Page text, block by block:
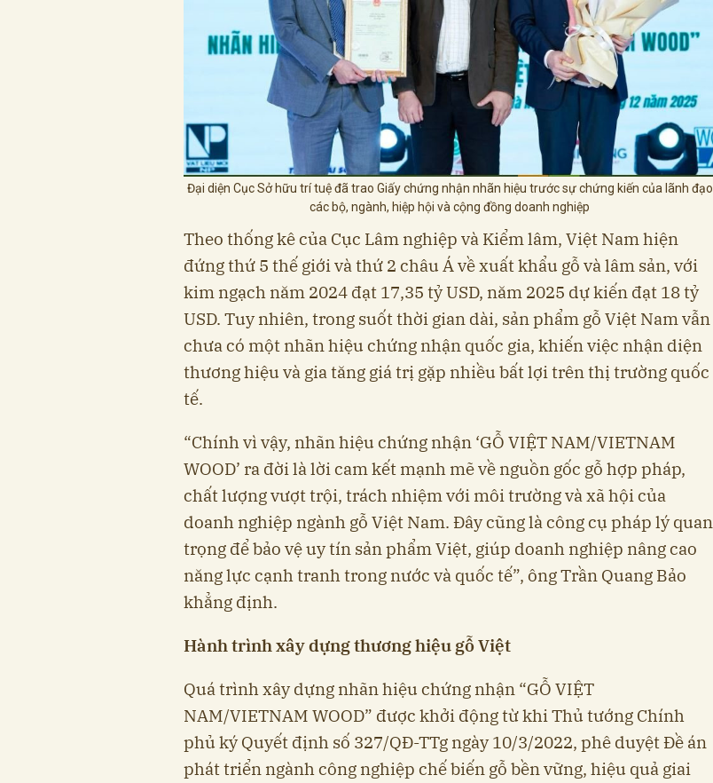
Đại diện Cục Sở hữu trí tuệ đã trao Giấy chứng nhận nhãn hiệu trước sự chứng kiến của lãnh đạo
các bộ, ngành, hiệp hội và cộng đồng doanh nghiệp
Theo thống kê của Cục Lâm nghiệp và Kiểm lâm, Việt Nam hiện
đứng thứ 5 thế giới và thứ 2 châu Á về xuất khẩu gỗ và lâm sản, với
kim ngạch năm 2024 đạt 17,35 tỷ USD, năm 2025 dự kiến đạt 18 tỷ
USD. Tuy nhiên, trong suốt thời gian dài, sản phẩm gỗ Việt Nam vẫn
chưa có một nhãn hiệu chứng nhận quốc gia, khiến việc nhận diện
thương hiệu và gia tăng giá trị gặp nhiều bất lợi trên thị trường quốc
tế.
“Chính vì vậy, nhãn hiệu chứng nhận ‘GỖ VIỆT NAM/VIETNAM
WOOD’ ra đời là lời cam kết mạnh mẽ về nguồn gốc gỗ hợp pháp,
chất lượng vượt trội, trách nhiệm với môi trường và xã hội của
doanh nghiệp ngành gỗ Việt Nam. Đây cũng là công cụ pháp lý quan
trọng để bảo vệ uy tín sản phẩm Việt, giúp doanh nghiệp nâng cao
năng lực cạnh tranh trong nước và quốc tế”, ông Trần Quang Bảo
khẳng định.
Hành trình xây dựng thương hiệu gỗ Việt
Quá trình xây dựng nhãn hiệu chứng nhận “GỖ VIỆT
NAM/VIETNAM WOOD” được khởi động từ khi Thủ tướng Chính
phủ ký Quyết định số 327/QĐ-TTg ngày 10/3/2022, phê duyệt Đề án
phát triển ngành công nghiệp chế biến gỗ bền vững, hiệu quả giai